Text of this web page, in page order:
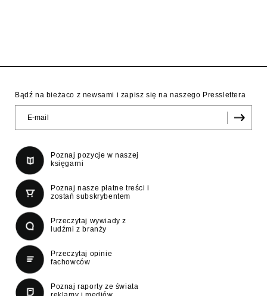
Bądź na bieżaco z newsami i zapisz się na naszego Presslettera
Poznaj pozycje w naszej
księgarni
Poznaj nasze płatne treści i
zostań subskrybentem
Przeczytaj wywiady z
ludźmi z branży
Przeczytaj opinie
fachowców
Poznaj raporty ze świata